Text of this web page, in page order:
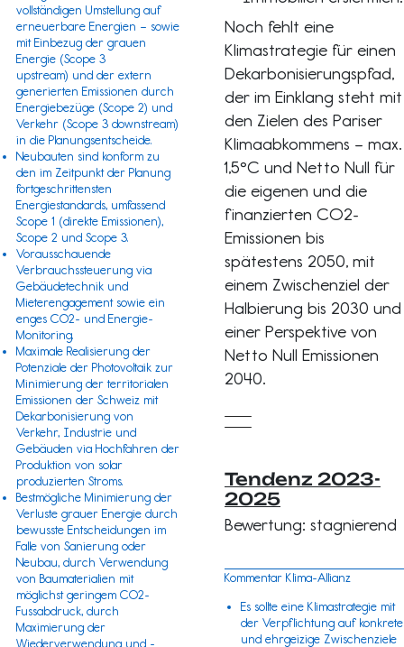
vollständigen Umstellung auf
erneuerbare Energien – sowie
mit Einbezug der grauen
Energie (Scope 3
upstream) und der extern
generierten Emissionen durch
Energiebezüge (Scope 2) und
Verkehr (Scope 3downstream)
in die Planungsentscheide.
Neubauten sind konform zu
den im Zeitpunkt der Planung
fortgeschrittensten
Energiestandards, umfassend
Scope 1 (direkte Emissionen),
Scope 2 und Scope 3.
Vorausschauende
Verbrauchssteuerung via
Gebäudetechnik und
Mieterengagement sowie ein
enges CO2- und Energie-
Monitoring.
Maximale Realisierung der
Potenziale der Photovoltaik zur
Minimierung der territorialen
Emissionen der Schweiz mit
Dekarbonisierung von
Verkehr, Industrie und
Gebäuden via Hochfahren der
Produktion von solar
produzierten Stroms.
Bestmögliche Minimierung der
Verluste grauer Energie durch
bewusste Entscheidungen im
Falle von Sanierung oder
Neubau, durch Verwendung
von Baumaterialien mit
möglichst geringem CO2-
Fussabdruck, durch
Maximierung der
Wiederverwendung und -
Noch fehlt eine
Klimastrategie für einen
Dekarbonisierungspfad,
der im Einklang steht mit
den Zielen des Pariser
Klimaabkommens – max.
1,5°C und Netto Null für
die eigenen und die
finanzierten CO2-
Emissionen bis
spätestens 2050, mit
einem Zwischenziel der
Halbierung bis 2030 und
einer Perspektive von
Netto Null Emissionen
2040.
Tendenz 2023-
2025
Bewertung: stagnierend
Kommentar Klima-Allianz
Es sollte eine Klimastrategie mit
der Verpflichtung auf konkrete
und ehrgeizige Zwischenziele